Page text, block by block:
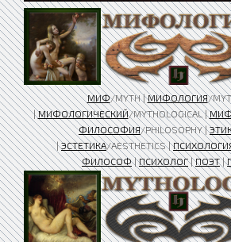
МИФ/MYTH |МИФОЛОГИЯ/
|МИФОЛОГИЧЕСКИЙ/MYTHOLOGICAL |
ФИЛОСОФИЯ/PHILOSOPHY |
|ЭСТЕТИКА/AESTHETICS |
ФИЛОСОФ|ПСИХОЛОГ|ПОЭТ|